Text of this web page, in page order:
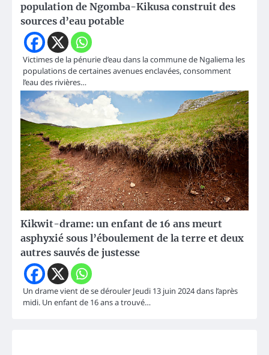
population de Ngomba-Kikusa construit des
sources d’eau potable
Victimes de la pénurie d’eau dans la commune de Ngaliema les
populations de certaines avenues enclavées, consomment
l’eau des rivières…
Kikwit-drame: un enfant de 16 ans meurt
asphyxié sous l’éboulement de la terre et deux
autres sauvés de justesse
Un drame vient de se dérouler Jeudi 13 juin 2024 dans l’après
midi. Un enfant de 16 ans a trouvé…